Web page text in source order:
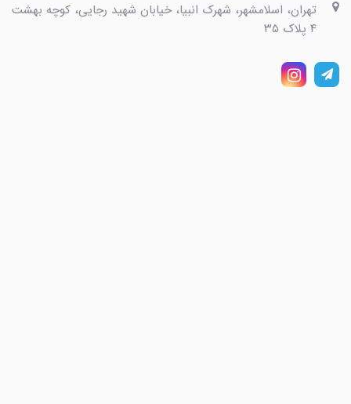
تهران، اسلامشهر، شهرک انبیا، خیابان شهید رجایی، کوچه بهشت
۴ پلاک ۳۵